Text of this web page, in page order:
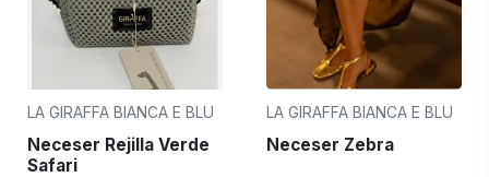
LA GIRAFFA BIANCA E BLU
Neceser Rejilla Verde
Safari
LA GIRAFFA BIANCA E BLU
Neceser Zebra